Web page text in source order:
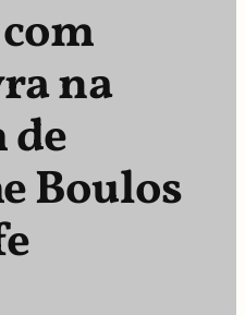
na
de
Boulos